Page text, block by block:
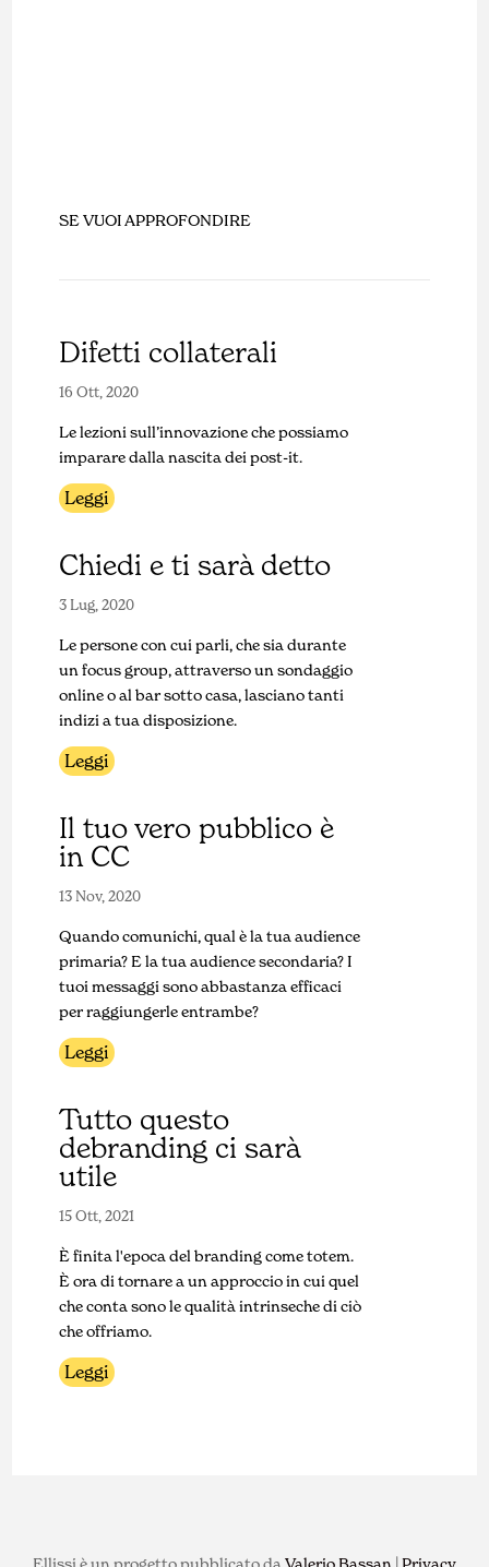
SE VUOI APPROFONDIRE
Difetti collaterali
16 Ott, 2020
Le lezioni sull’innovazione che possiamo
imparare dalla nascita dei post-it.
Leggi
Chiedi e ti sarà detto
3 Lug, 2020
Le persone con cui parli, che sia durante
un focus group, attraverso un sondaggio
online o al bar sotto casa, lasciano tanti
indizi a tua disposizione.
Leggi
Il tuo vero pubblico è
in CC
13 Nov, 2020
Quando comunichi, qual è la tua audience
primaria? E la tua audience secondaria? I
tuoi messaggi sono abbastanza efficaci
per raggiungerle entrambe?
Leggi
Tutto questo
debranding ci sarà
utile
15 Ott, 2021
È finita l'epoca del branding come totem.
È ora di tornare a un approccio in cui quel
che conta sono le qualità intrinseche di ciò
che offriamo.
Leggi